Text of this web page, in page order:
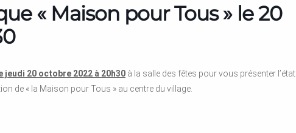
« Maison pour Tous » le 20
jeudi 20 octobre 2022 à 20h30 à la salle des fêtes pour vous présenter l’état
de « la Maison pour Tous » au centre du village.